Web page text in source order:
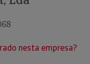
nesta empresa?